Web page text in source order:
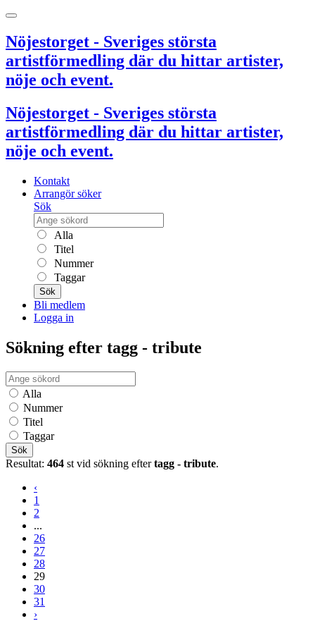
Nöjestorget - Sveriges största
artistförmedling där du hittar artister,
nöje och event.
Nöjestorget - Sveriges största
artistförmedling där du hittar artister,
nöje och event.
Kontakt
Arrangör söker
Sök
Alla
Titel
Nummer
Taggar
Sök
Bli medlem
Logga in
Sökning efter tagg - tribute
Alla
Nummer
Titel
Taggar
Sök
Resultat: 464 st vid sökning eftertagg - tribute.
‹
1
2
...
26
27
28
29
30
31
›